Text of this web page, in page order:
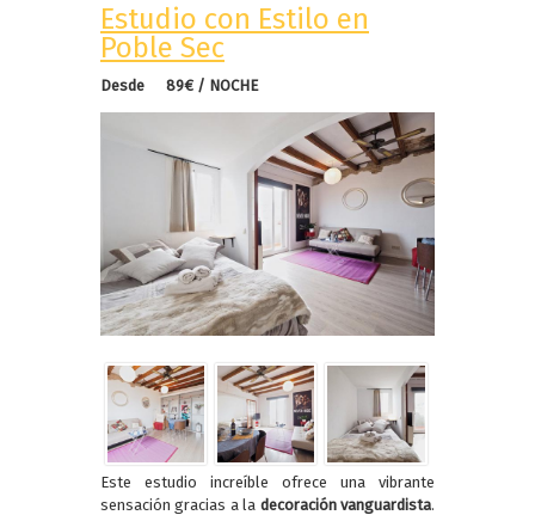
Estudio con Estilo en
Poble Sec
Desde 89€ / NOCHE
Este estudio increíble ofrece una vibrante
sensación gracias a la decoración vanguardista.